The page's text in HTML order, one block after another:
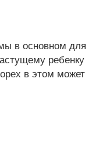
в основном для
ребенку
в этом может